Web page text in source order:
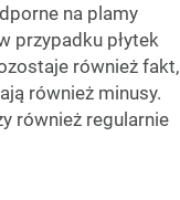
na plamy
przypadku płytek
również fakt,
również minusy.
również regularnie